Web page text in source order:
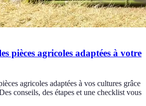
pièces agricoles adaptées à votre
agricoles adaptées à vos cultures grâce
conseils, des étapes et une checklist vous